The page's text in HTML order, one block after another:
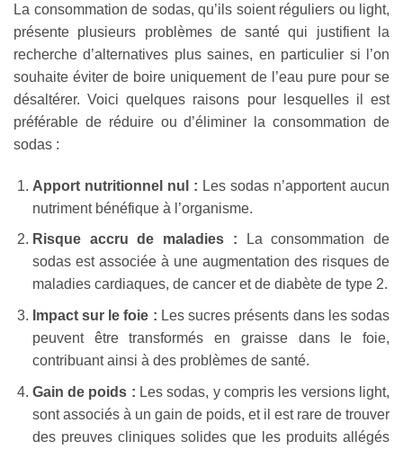
La consommation de sodas, qu’ils soient réguliers ou light,
présente plusieurs problèmes de santé qui justifient la
recherche d’alternatives plus saines, en particulier si l’on
souhaite éviter de boire uniquement de l’eau pure pour se
désaltérer. Voici quelques raisons pour lesquelles il est
préférable de réduire ou d’éliminer la consommation de
sodas :
Apport nutritionnel nul : Les sodas n’apportent aucun
nutriment bénéfique à l’organisme.
Risque accru de maladies : La consommation de
sodas est associée à une augmentation des risques de
maladies cardiaques, de cancer et de diabète de type 2.
Impact sur le foie : Les sucres présents dans les sodas
peuvent être transformés en graisse dans le foie,
contribuant ainsi à des problèmes de santé.
Gain de poids : Les sodas, y compris les versions light,
sont associés à un gain de poids, et il est rare de trouver
des preuves cliniques solides que les produits allégés